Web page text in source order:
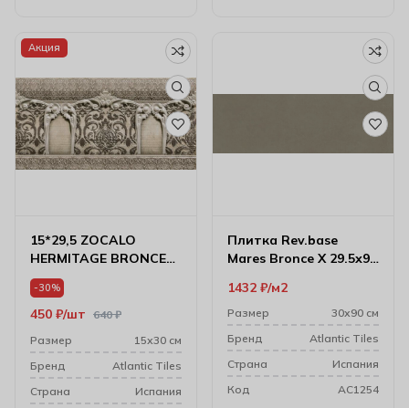
Акция
15*29,5 ZOCALO
HERMITAGE BRONCE
8000809
-30%
640₽
450 ₽ шт
Размер
15х30 см
Бренд
Atlantic Tiles
Cтрана
Испания
Плитка Rev.base
Mares Bronce X 29.5х90
1432 ₽ м2
Размер
30х90 см
Бренд
Atlantic Tiles
Cтрана
Испания
Код
AC1254